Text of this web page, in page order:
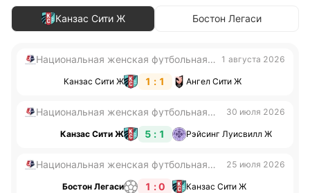
Канзас Сити Ж Бостон Легаси
Национальная женская футбольная
1 августа 2026
Канзас Сити Ж 1 : 1 Ангел Сити Ж
Национальная женская футбольная
30 июля 2026
Канзас Сити Ж 5 : 1 Рэйсинг Луисвилл Ж
Национальная женская футбольная
25 июля 2026
Бостон Легаси 1 : 0 Канзас Сити Ж